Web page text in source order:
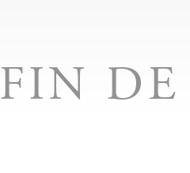
FIN DE